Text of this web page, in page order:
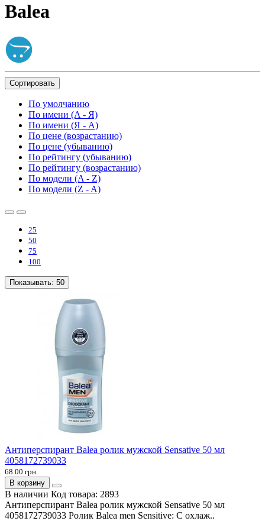
Balea
Сортировать
По умолчанию
По имени (A - Я)
По имени (Я - A)
По цене (возрастанию)
По цене (убыванию)
По рейтингу (убыванию)
По рейтингу (возрастанию)
По модели (A - Z)
По модели (Z - A)
25
50
75
100
Показывать: 50
Антиперспирант Balea ролик мужской Sensative 50 мл
4058172739033
68.00 грн.
В корзину
В наличии Код товара: 2893
Антиперспирант Balea ролик мужской Sensative 50 мл
4058172739033 Ролик Balea men Sensitive: С охлаж..